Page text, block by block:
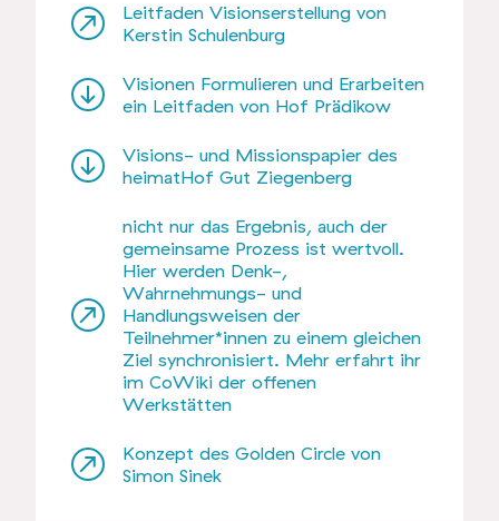
Leitfaden Visionserstellung von
Kerstin Schulenburg
Visionen Formulieren und Erarbeiten
ein Leitfaden von Hof Prädikow
Visions- und Missionspapier des
heimatHof Gut Ziegenberg
nicht nur das Ergebnis, auch der
gemeinsame Prozess ist wertvoll.
Hier werden Denk-,
Wahrnehmungs- und
Handlungsweisen der
Teilnehmer*innen zu einem gleichen
Ziel synchronisiert. Mehr erfahrt ihr
im CoWiki der offenen
Werkstätten
Konzept des Golden Circle von
Simon Sinek